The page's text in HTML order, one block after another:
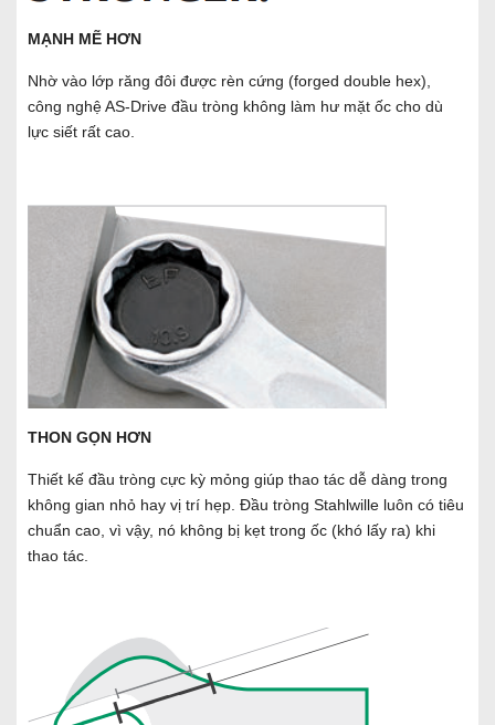
MẠNH MẼ HƠN
Nhờ vào lớp răng đôi được rèn cứng (forged double hex),
công nghệ AS-Drive đầu tròng không làm hư mặt ốc cho dù
lực siết rất cao.
THON GỌN HƠN
Thiết kế đầu tròng cực kỳ mỏng giúp thao tác dễ dàng trong
không gian nhỏ hay vị trí hẹp. Đầu tròng Stahlwille luôn có tiêu
chuẩn cao, vì vậy, nó không bị kẹt trong ốc (khó lấy ra) khi
thao tác.